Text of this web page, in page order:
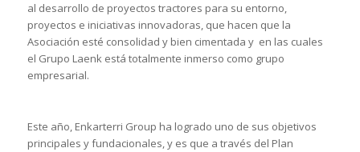
al desarrollo de proyectos tractores para su entorno,
proyectos e iniciativas innovadoras, que hacen que la
Asociación esté consolidad y bien cimentada y en las cuales
el Grupo Laenk está totalmente inmerso como grupo
empresarial.
Este año, Enkarterri Group ha logrado uno de sus objetivos
principales y fundacionales, y es que a través del Plan